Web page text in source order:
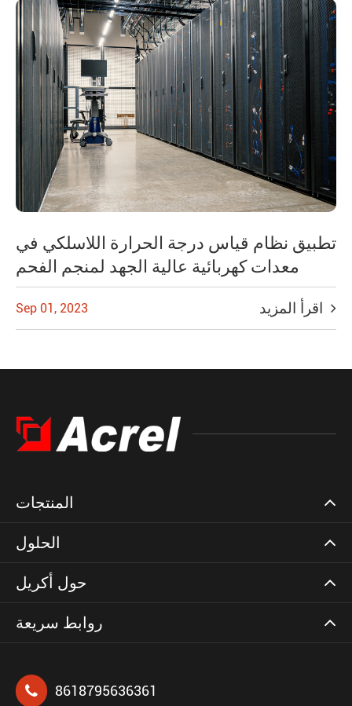
تطبيق نظام قياس درجة الحرارة اللاسلكي في
معدات كهربائية عالية الجهد لمنجم الفحم
Sep 01, 2023
المنتجات
الحلول
حول أكريل
روابط سريعة
8618795636361